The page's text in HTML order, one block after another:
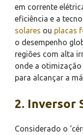
em corrente
eficiência e a
solares ou placas
o desempenho
regiões com alta
onde a
para alcançar a
2. Inversor
Considerado o